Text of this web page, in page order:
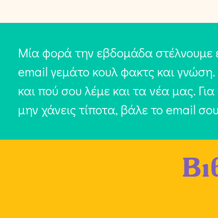
Μία φορά την εβδομάδα στέλνουμε
email γεμάτο κουλ φακτς και
και πού σου λέμε και τα νέα μας.
μην χάνεις τίποτα, βάλε το email